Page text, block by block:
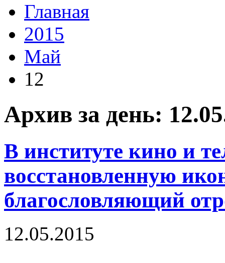
Главная
2015
Май
12
Архив за день:
В институте кино и
восстановленную
благословляющий
12.05.2015